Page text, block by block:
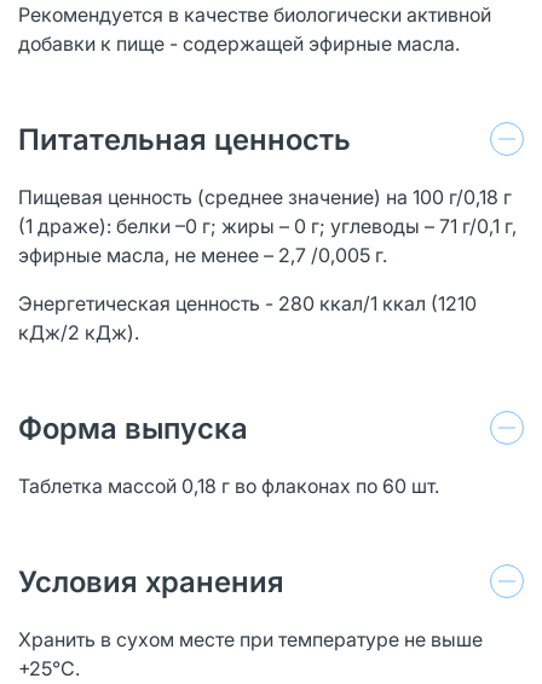
Рекомендуется в качестве биологически активной
добавки к пище - содержащей эфирные масла.
Питательная ценность
Пищевая ценность (среднее значение) на 100 г/0,18 г
(1 драже): белки –0 г; жиры – 0 г; углеводы – 71 г/0,1 г,
эфирные масла, не менее – 2,7 /0,005 г.
Энергетическая ценность - 280 ккал/1 ккал (1210
кДж/2 кДж).
Форма выпуска
Таблетка массой 0,18 г во флаконах по 60 шт.
Условия хранения
Хранить в сухом месте при температуре не выше
+25°С.